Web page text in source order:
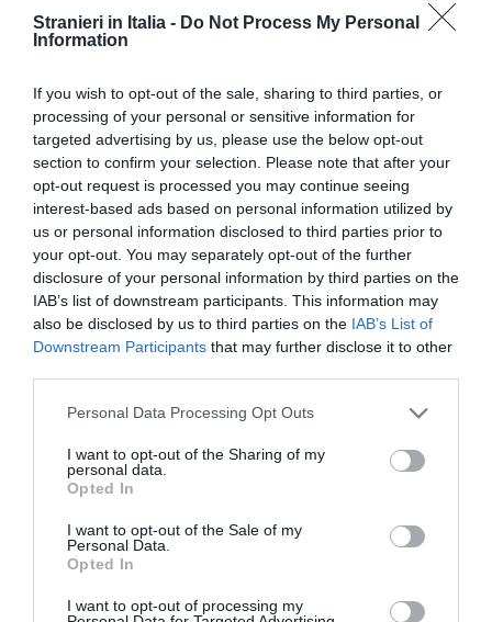
Stranieri in Italia - Do Not Process My Personal
Information
If you wish to opt-out of the sale, sharing to third parties, or
processing of your personal or sensitive information for
targeted advertising by us, please use the below opt-out
section to confirm your selection. Please note that after your
opt-out request is processed you may continue seeing
interest-based ads based on personal information utilized by
us or personal information disclosed to third parties prior to
your opt-out. You may separately opt-out of the further
disclosure of your personal information by third parties on the
IAB’s list of downstream participants. This information may
also be disclosed by us to third parties on the IAB’s List of
Downstream Participants that may further disclose it to other
Personal Data Processing Opt Outs
I want to opt-out of the Sharing of my
personal data.
Opted In
I want to opt-out of the Sale of my
Personal Data.
Opted In
I want to opt-out of processing my
SecondoMariantonietta Monteduro, segretaria
Omceo Bari , il progetto aveva una duplice
dell’assistenza
e la
facilità di accesso alle
scuolae della nella
tutela dei
diritti umani
sottolineato – in un momento storico in cui i
diritti fondamentali
calpestati o minacciati su più fronti».